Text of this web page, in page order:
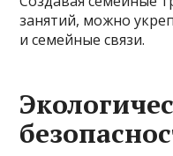
занятий, можно
и семейные связи.